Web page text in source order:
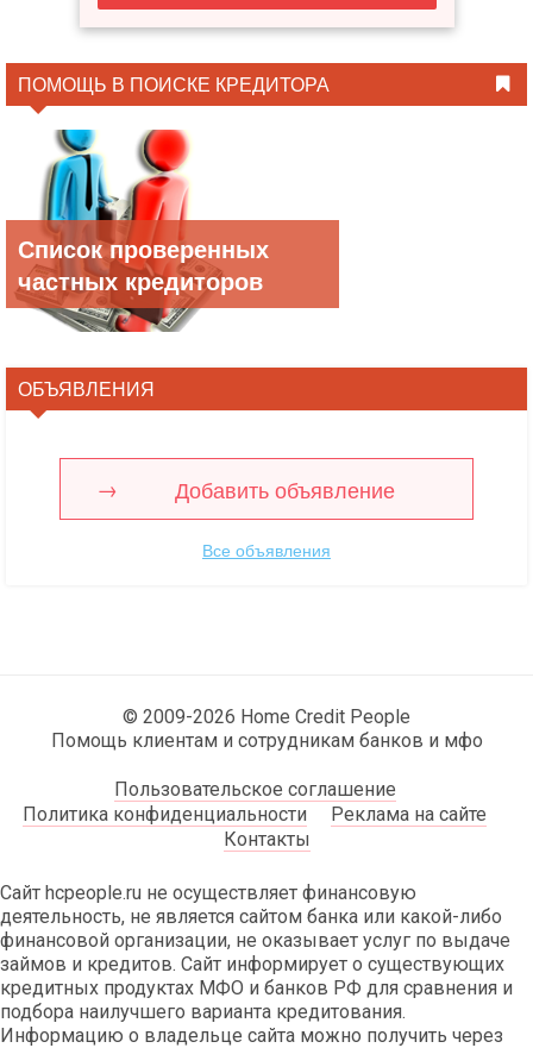
ПОМОЩЬ В ПОИСКЕ КРЕДИТОРА
Список проверенных
частных кредиторов
ОБЪЯВЛЕНИЯ
Добавить объявление
Все объявления
© 2009-2026 Home Credit People
Помощь клиентам и сотрудникам банков и мфо
Пользовательское соглашение
Политика конфиденциальности
Реклама на сайте
Контакты
Сайт hcpeople.ru не осуществляет финансовую
деятельность, не является сайтом банка или какой-либо
финансовой организации, не оказывает услуг по выдаче
займов и кредитов. Сайт информирует о существующих
кредитных продуктах МФО и банков РФ для сравнения и
подбора наилучшего варианта кредитования.
Информацию о владельце сайта можно получить через